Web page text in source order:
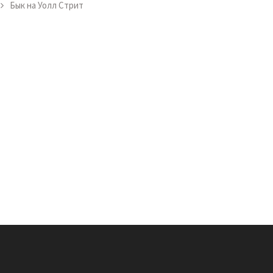
Бык на Уолл Стрит